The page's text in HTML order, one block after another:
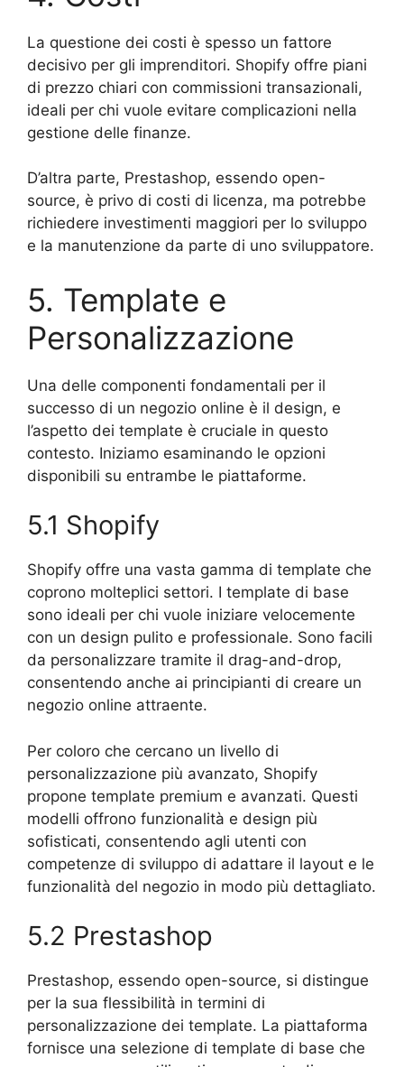
La questione dei costi è spesso un fattore
decisivo per gli imprenditori. Shopify offre piani
di prezzo chiari con commissioni transazionali,
ideali per chi vuole evitare complicazioni nella
gestione delle finanze.
D’altra parte, Prestashop, essendo open-
source, è privo di costi di licenza, ma potrebbe
richiedere investimenti maggiori per lo sviluppo
e la manutenzione da parte di uno sviluppatore.
5. Template e
Personalizzazione
Una delle componenti fondamentali per il
successo di un negozio online è il design, e
l’aspetto dei template è cruciale in questo
contesto. Iniziamo esaminando le opzioni
disponibili su entrambe le piattaforme.
5.1 Shopify
Shopify offre una vasta gamma di template che
coprono molteplici settori. I template di base
sono ideali per chi vuole iniziare velocemente
con un design pulito e professionale. Sono facili
da personalizzare tramite il drag-and-drop,
consentendo anche ai principianti di creare un
negozio online attraente.
Per coloro che cercano un livello di
personalizzazione più avanzato, Shopify
propone template premium e avanzati. Questi
modelli offrono funzionalità e design più
sofisticati, consentendo agli utenti con
competenze di sviluppo di adattare il layout e le
funzionalità del negozio in modo più dettagliato.
5.2 Prestashop
Prestashop, essendo open-source, si distingue
per la sua flessibilità in termini di
personalizzazione dei template. La piattaforma
fornisce una selezione di template di base che